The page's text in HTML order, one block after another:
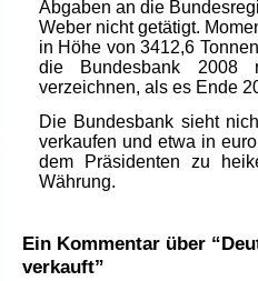
Abgaben an die
Weber nicht getätigt.
in Höhe von 3412,6
die Bundesbank 2008
verzeichnen, als es Ende
Die Bundesbank sieht
verkaufen und etwa in
dem Präsidenten zu
Währung.
Ein Kommentar über
verkauft”